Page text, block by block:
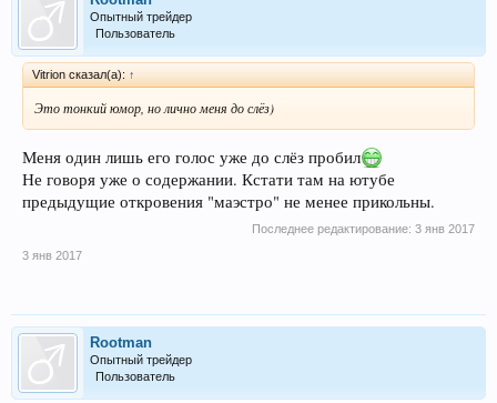
Опытный трейдер
Пользователь
Vitrion сказал(а): ↑
Это тонкий юмор, но лично меня до слёз)
Меня один лишь его голос уже до слёз пробил
Не говоря уже о содержании. Кстати там на ютубе
предыдущие откровения "маэстро" не менее прикольны.
Последнее редактирование: 3 янв 2017
3 янв 2017
Rootman
Опытный трейдер
Пользователь